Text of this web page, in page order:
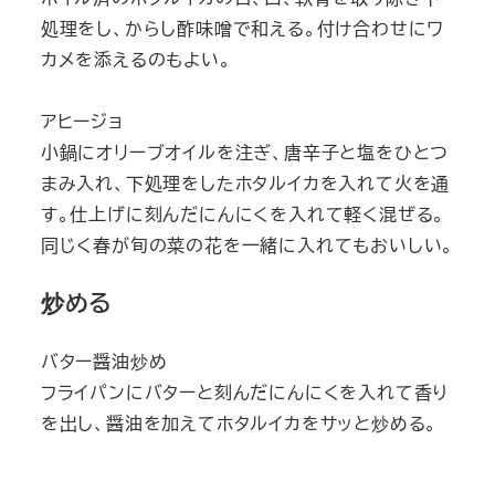
処理をし、からし酢味噌で和える。付け合わせにワ
カメを添えるのもよい。
アヒージョ
小鍋にオリーブオイルを注ぎ、唐辛子と塩をひとつ
まみ入れ、下処理をしたホタルイカを入れて火を通
す。仕上げに刻んだにんにくを入れて軽く混ぜる。
同じく春が旬の菜の花を一緒に入れてもおいしい。
炒める
バター醤油炒め
フライパンにバターと刻んだにんにくを入れて香り
を出し、醤油を加えてホタルイカをサッと炒める。